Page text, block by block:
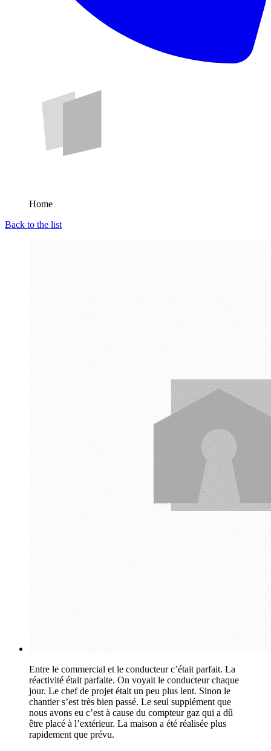
Home
Back to the list
Entre le commercial et le conducteur c’était parfait. La
réactivité était parfaite. On voyait le conducteur chaque
jour. Le chef de projet était un peu plus lent. Sinon le
chantier s’est très bien passé. Le seul supplément que
nous avons eu c’est à cause du compteur gaz qui a dû
être placé à l’extérieur. La maison a été réalisée plus
rapidement que prévu.